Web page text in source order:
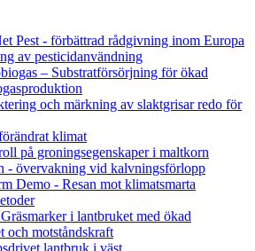
Pest - förbättrad rådgivning inom Europa
av pesticidanvändning
– Substratförsörjning för ökad
och märkning av slaktgrisar redo för
klimat
på groningsegenskaper i maltkorn
- övervakning vid kalvningsförlopp
Demo - Resan mot klimatsmarta
i lantbruket med ökad
och motståndskraft
lantbruk i väst